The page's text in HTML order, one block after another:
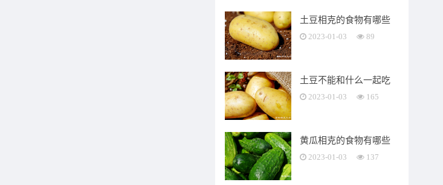
土豆相克的食物有哪些
2023-01-03 89
土豆不能和什么一起吃
2023-01-03 165
黄瓜相克的食物有哪些
2023-01-03 137